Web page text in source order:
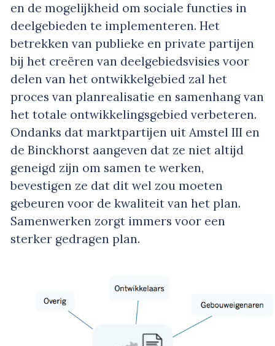
en de mogelijkheid om sociale functies in
deelgebieden te implementeren. Het
betrekken van publieke en private partijen
bij het creëren van deelgebiedsvisies voor
delen van het ontwikkelgebied zal het
proces van planrealisatie en samenhang van
het totale ontwikkelingsgebied verbeteren.
Ondanks dat marktpartijen uit Amstel III en
de Binckhorst aangeven dat ze niet altijd
geneigd zijn om samen te werken,
bevestigen ze dat dit wel zou moeten
gebeuren voor de kwaliteit van het plan.
Samenwerken zorgt immers voor een
sterker gedragen plan.